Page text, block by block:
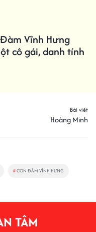
Vĩnh Hưng
cô gái, danh tính
Bài viết
Hoàng Minh
#CON ĐÀM VĨNH HƯNG
TÂM